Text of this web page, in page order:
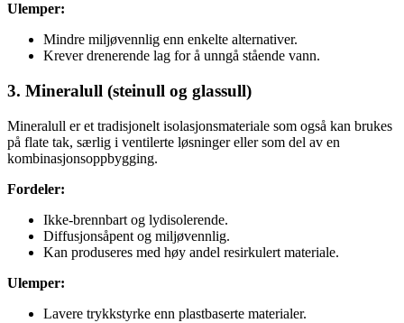
Ulemper:
Mindre miljøvennlig enn enkelte alternativer.
Krever drenerende lag for å unngå stående vann.
3. Mineralull (steinull og glassull)
Mineralull er et tradisjonelt isolasjonsmateriale som også kan brukes
på flate tak, særlig i ventilerte løsninger eller som del av en
kombinasjonsoppbygging.
Fordeler:
Ikke-brennbart og lydisolerende.
Diffusjonsåpent og miljøvennlig.
Kan produseres med høy andel resirkulert materiale.
Ulemper:
Lavere trykkstyrke enn plastbaserte materialer.